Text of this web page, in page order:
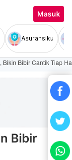
Masuk
Asuransiku
Bikin Bibir Cantik Tiap
Bibir